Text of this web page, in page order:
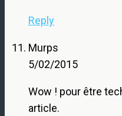
Reply
Murps
5/02/2015
Wow ! pour être
article.